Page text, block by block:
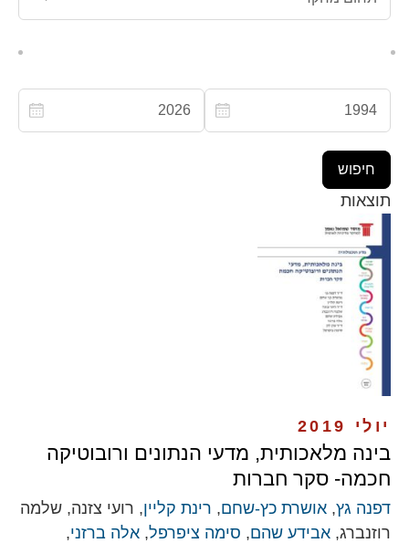
תוצאות
יולי 2019
בינה מלאכותית, מדעי הנתונים ורובוטיקה
חכמה- סקר חברות
דפנה גץ, אושרת כץ-שחם, רינת קליין, רועי צזנה, שלמה
רוזנברג, אבידע שהם, סימה ציפרפל, אלה ברזני,